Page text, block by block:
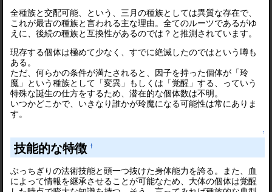
全種族と交配可能、という、三月の種族としては異質な存在で、
これが最古の種族と言われる主な理由。全てのルーツであるがゆ
えに、後続の種族と互換性があるのでは？と推測されています。
現存する個体は極めて少なく、すでに絶滅したのではという噂も
ある。
ただ、何らかの条件が満たされると、因子を持った個体が「玲
魔」という種族として「変異」もしくは「覚醒」する、っていう
特殊な誕生の仕方をするため、潜在的な個体数は不明。
いつかどこかで、いきなり誰かが玲魔になる可能性は常にありま
す。
↑
技能的な特徴 †
ぶっちぎりの法術技能と頭一つ抜けた身体能力を誇る。また、血
によって情報を継承させることが可能なため、大体の個体は覚醒